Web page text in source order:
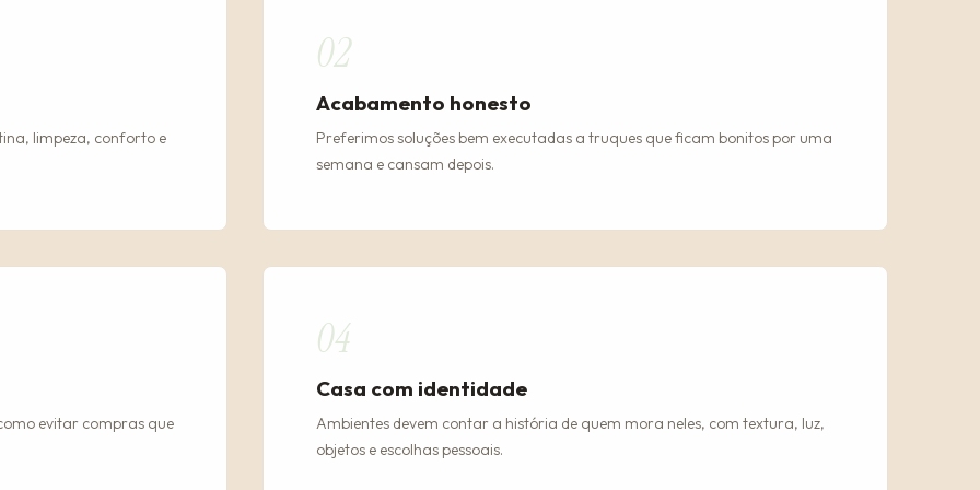
limpeza, conforto e
02
Acabamento honesto
Preferimos soluções bem executadas a truques que ficam bonitos por uma
semana e cansam depois.
evitar compras que
04
Casa com identidade
Ambientes devem contar a história de quem mora neles, com textura, luz,
objetos e escolhas pessoais.